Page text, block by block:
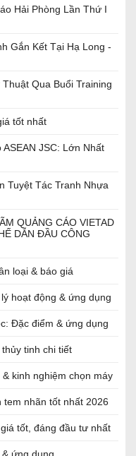
Hải Phòng Lần Thứ I
Gắn Kết Tại Hạ Long -
Qua Buổi Training
tốt nhất
JSC: Lớn Nhất
Tuyệt Tác Tranh Nhựa
QUẢNG CÁO VIETAD
DẪN ĐẦU CÔNG
loại & báo giá
hoạt động & ứng dụng
Đặc điểm & ứng dụng
tinh chi tiết
kinh nghiệm chọn máy
tem nhãn tốt nhất 2026
tốt, đáng đầu tư nhất